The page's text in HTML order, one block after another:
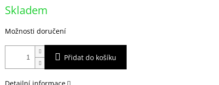
cena:
Skladem
Možnosti doručení
Přidat do košíku